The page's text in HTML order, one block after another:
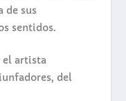
de sus
sentidos.
el artista
del